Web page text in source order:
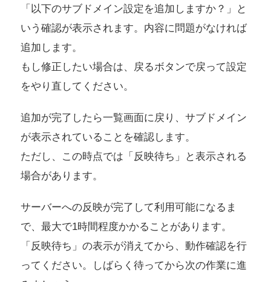
「以下のサブドメイン設定を追加しますか？」と
いう確認が表示されます。内容に問題がなければ
追加します。
もし修正したい場合は、戻るボタンで戻って設定
をやり直してください。
追加が完了したら一覧画面に戻り、サブドメイン
が表示されていることを確認します。
ただし、この時点では「反映待ち」と表示される
場合があります。
サーバーへの反映が完了して利用可能になるま
で、最大で1時間程度かかることがあります。
「反映待ち」の表示が消えてから、動作確認を行
ってください。しばらく待ってから次の作業に進